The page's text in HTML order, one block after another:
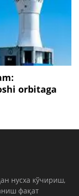
orbitaga
нусха кўчириш,
фақат